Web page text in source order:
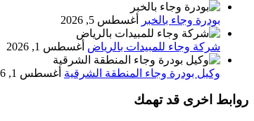
بودرة وجاء بالخبر أغسطس 5, 2026
شركة وجاء للمبيدات بالرياض أغسطس 1, 2026
وكيل بودرة وجاء المنطقة الشرقية أغسطس 1, 2026
روابط اخرى قد تهمك